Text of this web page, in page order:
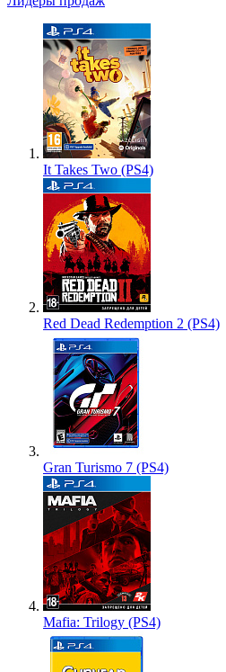
It Takes Two (PS4)
Red Dead Redemption 2 (PS4)
Gran Turismo 7 (PS4)
Mafia: Trilogy (PS4)